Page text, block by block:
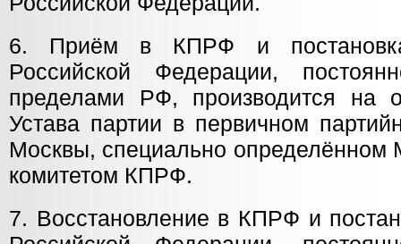
6. Приём в КПРФ и
Российской Федерации,
пределами РФ, производится на
Устава партии в первичном
Москвы, специально определённом
комитетом КПРФ.
7. Восстановление в КПРФ и